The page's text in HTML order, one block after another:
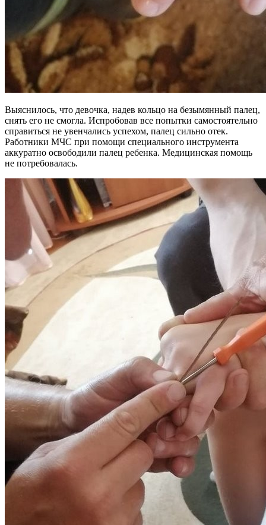
Выяснилось, что девочка, надев кольцо на безымянный палец,
снять его не смогла. Испробовав все попытки самостоятельно
справиться не увенчались успехом, палец сильно отек.
Работники МЧС при помощи специального инструмента
аккуратно освободили палец ребенка. Медицинская помощь
не потребовалась.